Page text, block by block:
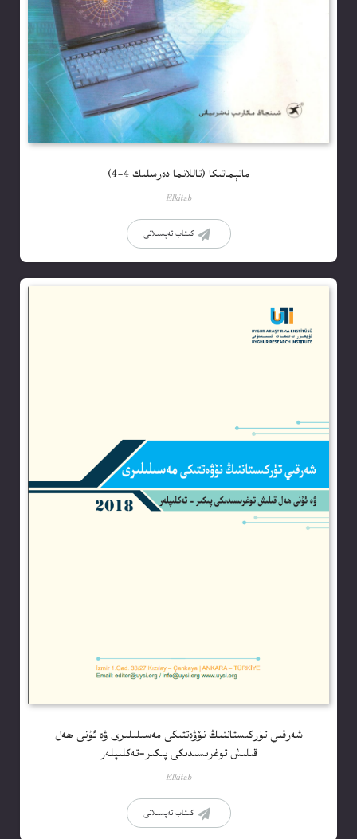
ماتېماتىكا (تاللانما دەرسلىك 4-4)
Elkitab
كىتاب تەپسىلاتى
شەرقىي تۈركىستاننىڭ نۆۋەتتىكى مەسىلىلىرى ۋە ئۇنى ھەل
قىلىش توغرىسىدىكى پىكىر-تەكلىپلەر
Elkitab
كىتاب تەپسىلاتى